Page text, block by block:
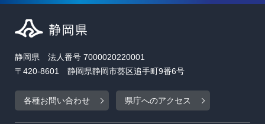
静岡県 法人番号 7000020220001
〒420-8601 静岡県静岡市葵区追手町9番6号
各種お問い合わせ 県庁へのアクセス